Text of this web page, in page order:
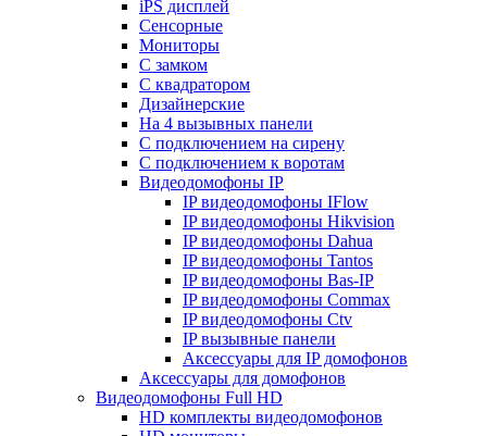
iPS дисплей
Сенсорные
Мониторы
С замком
C квадратором
Дизайнерские
На 4 вызывных панели
С подключением на сирену
С подключением к воротам
Видеодомофоны IP
IP видеодомофоны IFlow
IP видеодомофоны Hikvision
IP видеодомофоны Dahua
IP видеодомофоны Tantos
IP видеодомофоны Bas-IP
IP видеодомофоны Commax
IP видеодомофоны Ctv
IP вызывные панели
Аксессуары для IP домофонов
Аксессуары для домофонов
Видеодомофоны Full HD
HD комплекты видеодомофонов